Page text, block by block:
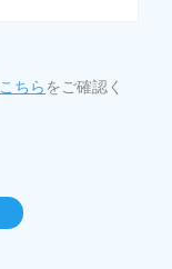
こちら をご確認く